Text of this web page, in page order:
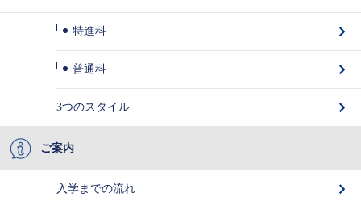
特進科
普通科
3つのスタイル
ご案内
入学までの流れ